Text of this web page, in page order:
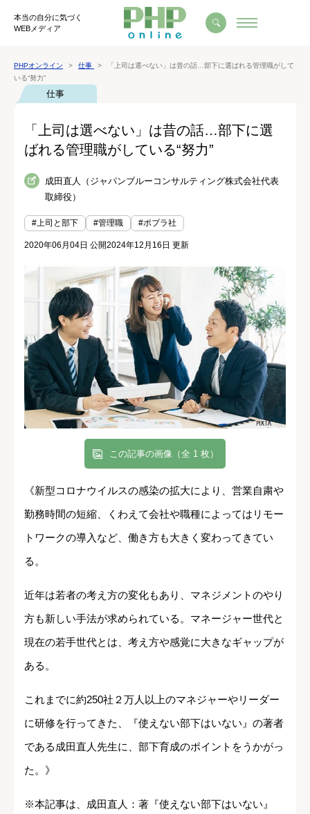
本当の自分に気づく
WEBメディア
PHPオンライン 仕事
「上司は選べない」は昔の話…部下に選ばれる管理職がして
いる“努力”
仕事
「上司は選べない」は昔の話…部下に選
ばれる管理職がしている“努力”
成田直人（ジャパンブルーコンサルティング株式会社代表
取締役）
#上司と部下 #管理職 #ポプラ社
2020年06月04日 公開2024年12月16日 更新
この記事の画像（全 1 枚）
《新型コロナウイルスの感染の拡大により、営業自粛や
勤務時間の短縮、くわえて会社や職種によってはリモー
トワークの導入など、働き方も大きく変わってきてい
る。
近年は若者の考え方の変化もあり、マネジメントのやり
方も新しい手法が求められている。マネージャー世代と
現在の若手世代とは、考え方や感覚に大きなギャップが
ある。
これまでに約250社２万人以上のマネジャーやリーダー
に研修を行ってきた、『使えない部下はいない』の著者
である成田直人先生に、部下育成のポイントをうかがっ
た。》
※本記事は、成田直人：著『使えない部下はいない』